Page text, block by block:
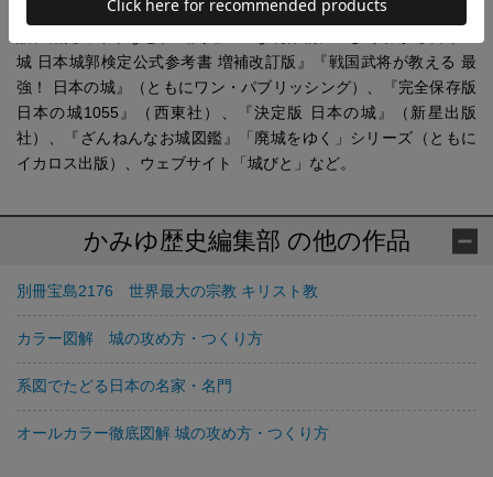
う。ジャンルは日本史全般をはじめ、世界史、美術史、宗教・神
城 日本城郭検定公式参考書 増補改訂版』『戦国武将が教える 最
強！ 日本の城』（ともにワン・パブリッシング）、『完全保存版
日本の城1055』（西東社）、『決定版 日本の城』（新星出版
社）、『ざんねんなお城図鑑』「廃城をゆく」シリーズ（ともに
イカロス出版）、ウェブサイト「城びと」など。
かみゆ歴史編集部 の他の作品
別冊宝島2176 世界最大の宗教 キリスト教
カラー図解 城の攻め方・つくり方
系図でたどる日本の名家・名門
オールカラー徹底図解 城の攻め方・つくり方